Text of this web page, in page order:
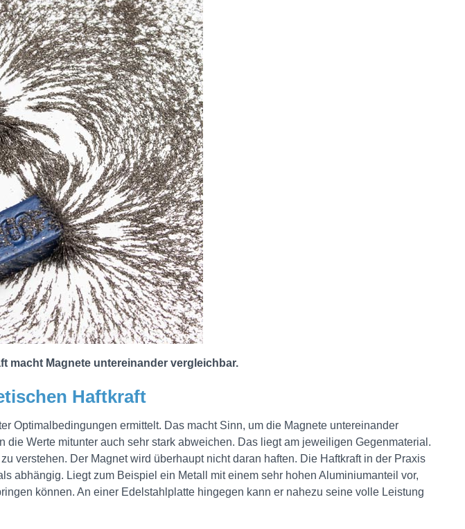
macht Magnete untereinander vergleichbar.
Haftkraft
Optimalbedingungen ermittelt. Das macht Sinn, um die Magnete untereinander
die Werte mitunter auch sehr stark abweichen. Das liegt am jeweiligen Gegenmaterial.
verstehen. Der Magnet wird überhaupt nicht daran haften. Die Haftkraft in der Praxis
abhängig. Liegt zum Beispiel ein Metall mit einem sehr hohen Aluminiumanteil vor,
können. An einer Edelstahlplatte hingegen kann er nahezu seine volle Leistung